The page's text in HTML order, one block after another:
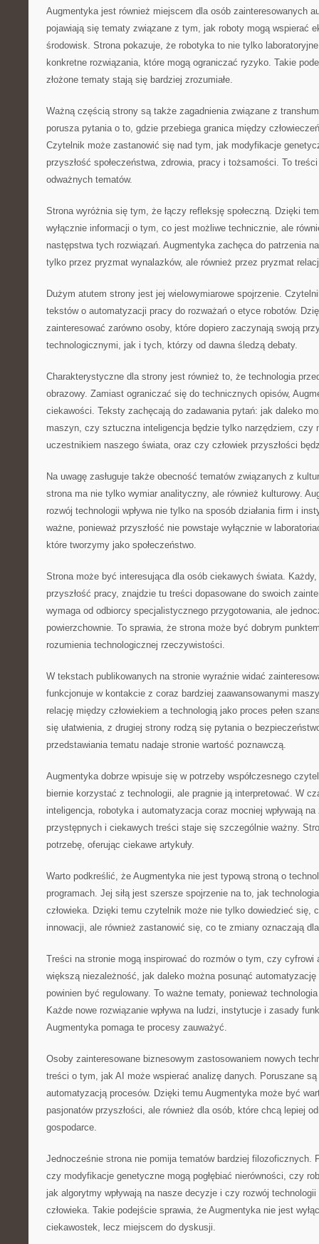
Augmentyka jest również miejscem dla osób zainteresowanych
pojawiają się tematy związane z tym, jak roboty mogą wspierać
środowisk. Strona pokazuje, że robotyka to nie tylko
konkretne rozwiązania, które mogą ograniczać ryzyko. Takie
złożone tematy stają się bardziej zrozumiałe.
Ważną częścią strony są także zagadnienia związane z
porusza pytania o to, gdzie przebiega granica między
Czytelnik może zastanowić się nad tym, jak modyfikacje
przyszłość społeczeństwa, zdrowia, pracy i tożsamości. To
odważnych tematów.
Strona wyróżnia się tym, że łączy refleksję społeczną. Dzięki
wyłącznie informacji o tym, co jest możliwe technicznie, ale
następstwa tych rozwiązań. Augmentyka zachęca do patrzenia
tylko przez pryzmat wynalazków, ale również przez pryzmat
Dużym atutem strony jest jej wielowymiarowe spojrzenie.
tekstów o automatyzacji pracy do rozważań o etyce robotów.
zainteresować zarówno osoby, które dopiero zaczynają swoją
technologicznymi, jak i tych, którzy od dawna śledzą debaty.
Charakterystyczne dla strony jest również to, że technologia
obrazowy. Zamiast ograniczać się do technicznych opisów,
ciekawości. Teksty zachęcają do zadawania pytań: jak daleko
maszyn, czy sztuczna inteligencja będzie tylko narzędziem, czy
uczestnikiem naszego świata, oraz czy człowiek przyszłości
Na uwagę zasługuje także obecność tematów związanych z
strona ma nie tylko wymiar analityczny, ale również kulturowy.
rozwój technologii wpływa nie tylko na sposób działania firm i
ważne, ponieważ przyszłość nie powstaje wyłącznie w
które tworzymy jako społeczeństwo.
Strona może być interesująca dla osób ciekawych świata.
przyszłość pracy, znajdzie tu treści dopasowane do swoich
wymaga od odbiorcy specjalistycznego przygotowania, ale
powierzchownie. To sprawia, że strona może być dobrym
rozumienia technologicznej rzeczywistości.
W tekstach publikowanych na stronie wyraźnie widać
funkcjonuje w kontakcie z coraz bardziej zaawansowanymi
relację między człowiekiem a technologią jako proces pełen
się ułatwienia, z drugiej strony rodzą się pytania o
przedstawiania tematu nadaje stronie wartość poznawczą.
Augmentyka dobrze wpisuje się w potrzeby współczesnego
biernie korzystać z technologii, ale pragnie ją interpretować. W
inteligencja, robotyka i automatyzacja coraz mocniej wpływają
przystępnych i ciekawych treści staje się szczególnie ważny.
potrzebę, oferując ciekawe artykuły.
Warto podkreślić, że Augmentyka nie jest typową stroną o
programach. Jej siłą jest szersze spojrzenie na to, jak
człowieka. Dzięki temu czytelnik może nie tylko dowiedzieć się,
innowacji, ale również zastanowić się, co te zmiany oznaczają
Treści na stronie mogą inspirować do rozmów o tym, czy cyfrowi
większą niezależność, jak daleko można posunąć
powinien być regulowany. To ważne tematy, ponieważ
Każde nowe rozwiązanie wpływa na ludzi, instytucje i zasady
Augmentyka pomaga te procesy zauważyć.
Osoby zainteresowane biznesowym zastosowaniem nowych
treści o tym, jak AI może wspierać analizę danych. Poruszane
automatyzacją procesów. Dzięki temu Augmentyka może być
pasjonatów przyszłości, ale również dla osób, które chcą lepiej
gospodarce.
Jednocześnie strona nie pomija tematów bardziej filozoficznych.
czy modyfikacje genetyczne mogą pogłębiać nierówności, czy
jak algorytmy wpływają na nasze decyzje i czy rozwój
człowieka. Takie podejście sprawia, że Augmentyka nie jest
ciekawostek, lecz miejscem do dyskusji.